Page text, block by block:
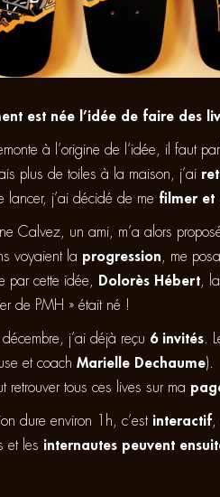
est née l’idée de faire des
à l’origine de l’idée, il faut
plus de toiles à la maison, j’ai
lancer, j’ai décidé de me filmer et
Calvez, un ami, m’a alors
voyaient la progression , me
par cette idée,
Dolorès Hébert ,
de PMH » était né !
décembre, j’ai déjà reçu 6 invités .
et coach Marielle Dechaume).
retrouver tous ces lives sur ma
dure environ 1h, c’est interactif
et les internautes peuvent